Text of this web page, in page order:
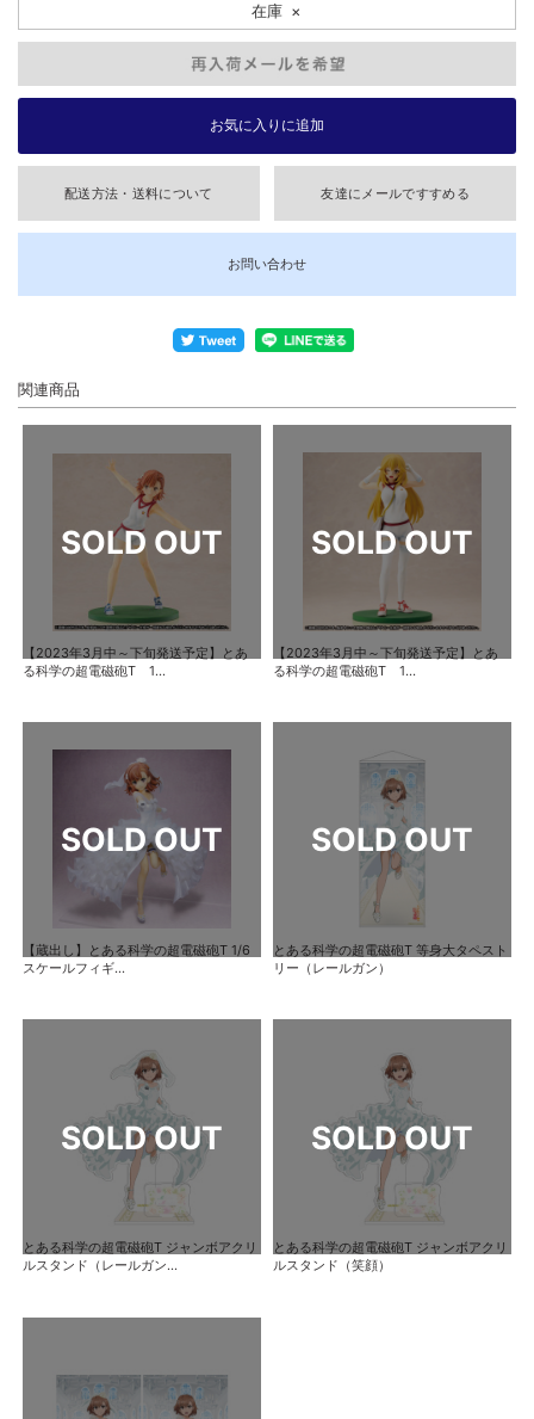
在庫 ×
配送方法・送料について 友達にメールですすめる
お問い合わせ
関連商品
【2023年3月中～下旬発送予定】とあ
る科学の超電磁砲T 1...
【2023年3月中～下旬発送予定】とあ
る科学の超電磁砲T 1...
【蔵出し】とある科学の超電磁砲T 1/6
スケールフィギ...
とある科学の超電磁砲T 等身大タペスト
リー（レールガン）
とある科学の超電磁砲T ジャンボアクリ
ルスタンド（レールガン...
とある科学の超電磁砲T ジャンボアクリ
ルスタンド（笑顔）